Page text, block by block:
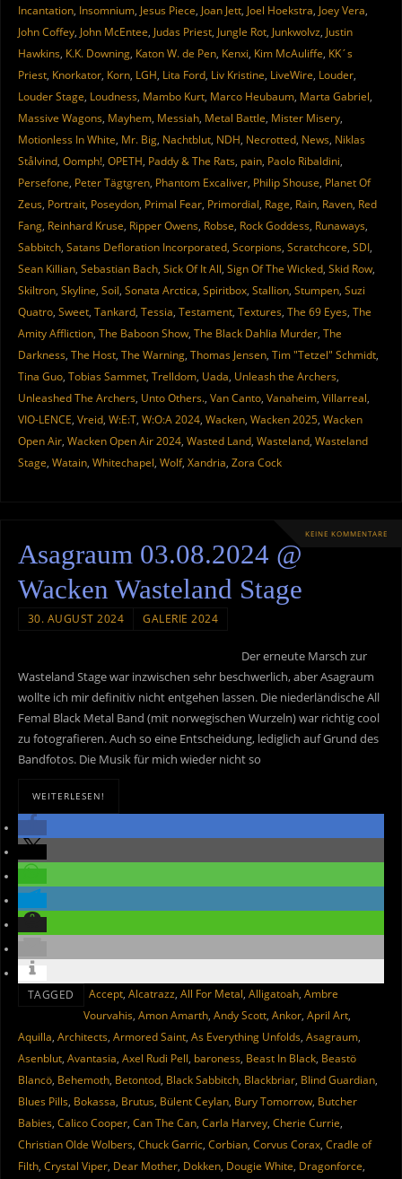
Incantation, Insomnium, Jesus Piece, Joan Jett, Joel Hoekstra, Joey Vera,
John Coffey, John McEntee, Judas Priest, Jungle Rot, Junkwolvz, Justin
Hawkins, K.K. Downing, Katon W. de Pen, Kenxi, Kim McAuliffe, KK´s
Priest, Knorkator, Korn, LGH, Lita Ford, Liv Kristine, LiveWire, Louder,
Louder Stage, Loudness, Mambo Kurt, Marco Heubaum, Marta Gabriel,
Massive Wagons, Mayhem, Messiah, Metal Battle, Mister Misery,
Motionless In White, Mr. Big, Nachtblut, NDH, Necrotted, News, Niklas
Stålvind, Oomph!, OPETH, Paddy & The Rats, pain, Paolo Ribaldini,
Persefone, Peter Tägtgren, Phantom Excaliver, Philip Shouse, Planet Of
Zeus, Portrait, Poseydon, Primal Fear, Primordial, Rage, Rain, Raven, Red
Fang, Reinhard Kruse, Ripper Owens, Robse, Rock Goddess, Runaways,
Sabbitch, Satans Defloration Incorporated, Scorpions, Scratchcore, SDI,
Sean Killian, Sebastian Bach, Sick Of It All, Sign Of The Wicked, Skid Row,
Skiltron, Skyline, Soil, Sonata Arctica, Spiritbox, Stallion, Stumpen, Suzi
Quatro, Sweet, Tankard, Tessia, Testament, Textures, The 69 Eyes, The
Amity Affliction, The Baboon Show, The Black Dahlia Murder, The
Darkness, The Host, The Warning, Thomas Jensen, Tim "Tetzel" Schmidt,
Tina Guo, Tobias Sammet, Trelldom, Uada, Unleash the Archers,
Unleashed The Archers, Unto Others., Van Canto, Vanaheim, Villarreal,
VIO-LENCE, Vreid, W:E:T, W:O:A 2024, Wacken, Wacken 2025, Wacken
Open Air, Wacken Open Air 2024, Wasted Land, Wasteland, Wasteland
Stage, Watain, Whitechapel, Wolf, Xandria, Zora Cock
KEINE KOMMENTARE
Asagraum 03.08.2024 @
Wacken Wasteland Stage
30. AUGUST 2024 GALERIE 2024
Der erneute Marsch zur
Wasteland Stage war inzwischen sehr beschwerlich, aber Asagraum
wollte ich mir definitiv nicht entgehen lassen. Die niederländische All
Femal Black Metal Band (mit norwegischen Wurzeln) war richtig cool
zu fotografieren. Auch so eine Entscheidung, lediglich auf Grund des
Bandfotos. Die Musik für mich wieder nicht so
WEITERLESEN!
TAGGED Accept, Alcatrazz, All For Metal, Alligatoah, Ambre
Vourvahis, Amon Amarth, Andy Scott, Ankor, April Art,
Aquilla, Architects, Armored Saint, As Everything Unfolds, Asagraum,
Asenblut, Avantasia, Axel Rudi Pell, baroness, Beast In Black, Beastö
Blancö, Behemoth, Betontod, Black Sabbitch, Blackbriar, Blind Guardian,
Blues Pills, Bokassa, Brutus, Bülent Ceylan, Bury Tomorrow, Butcher
Babies, Calico Cooper, Can The Can, Carla Harvey, Cherie Currie,
Christian Olde Wolbers, Chuck Garric, Corbian, Corvus Corax, Cradle of
Filth, Crystal Viper, Dear Mother, Dokken, Dougie White, Dragonforce,